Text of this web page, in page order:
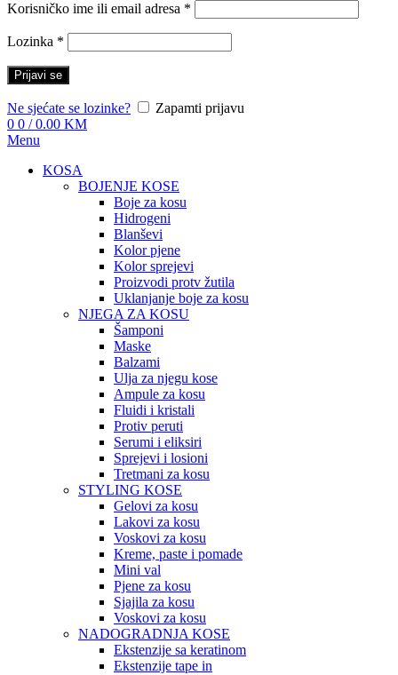
Korisničko ime ili email adresa *
Lozinka *
Prijavi se
Ne sjećate se lozinke?
Zapamti prijavu
0 0 / 0.00 KM
Menu
KOSA
BOJENJE KOSE
Boje za kosu
Hidrogeni
Blanševi
Kolor pjene
Kolor sprejevi
Proizvodi protv žutila
Uklanjanje boje za kosu
NJEGA ZA KOSU
Šamponi
Maske
Balzami
Ulja za njegu kose
Ampule za kosu
Fluidi i kristali
Protiv peruti
Serumi i eliksiri
Sprejevi i losioni
Tretmani za kosu
STYLING KOSE
Gelovi za kosu
Lakovi za kosu
Voskovi za kosu
Kreme, paste i pomade
Mini val
Pjene za kosu
Sjajila za kosu
Voskovi za kosu
NADOGRADNJA KOSE
Ekstenzije sa keratinom
Ekstenzije tape in